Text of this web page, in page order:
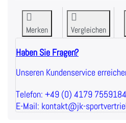
Merken Vergleichen
Haben Sie Fragen?
Unseren Kundenservice
Telefon: +49 (0) 4179 7559184
E-Mail: kontakt@jk-